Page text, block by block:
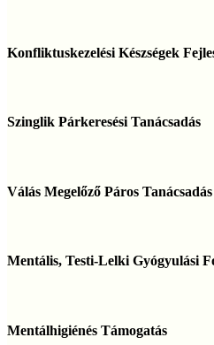
Készségek
Konfliktuskezelési Készségek
Párkeresési
Tanácsadás
Szinglik Párkeresési Tanácsadás
Megelőző
Válás Megelőző Páros Tanácsadás
Testi-
Mentális, Testi-Lelki Gyógyulási
Támogatás
Mentálhigiénés Támogatás